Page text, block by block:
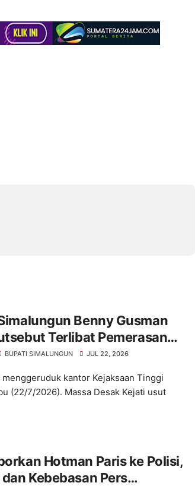
Benny Gusman
Terlibat Pemerasan
di Kabupaten Simalungun
BUPATI SIMALUNGUN JUL 22, 2026
menggeruduk kantor Kejaksaan Tinggi
(22/7/2026). Massa Desak Kejati usut
Hotman Paris ke Polisi,
Kebebasan Pers